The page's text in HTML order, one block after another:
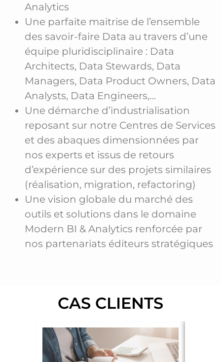
Analytics
Une parfaite maitrise de l’ensemble
des savoir-faire Data au travers d’une
équipe pluridisciplinaire : Data
Architects, Data Stewards, Data
Managers, Data Product Owners, Data
Analysts, Data Engineers,…
Une démarche d’industrialisation
reposant sur notre Centres de Services
et des abaques dimensionnées par
nos experts et issus de retours
d’expérience sur des projets similaires
(réalisation, migration, refactoring)
Une vision globale du marché des
outils et solutions dans le domaine
Modern BI & Analytics renforcée par
nos partenariats éditeurs stratégiques
CAS CLIENTS